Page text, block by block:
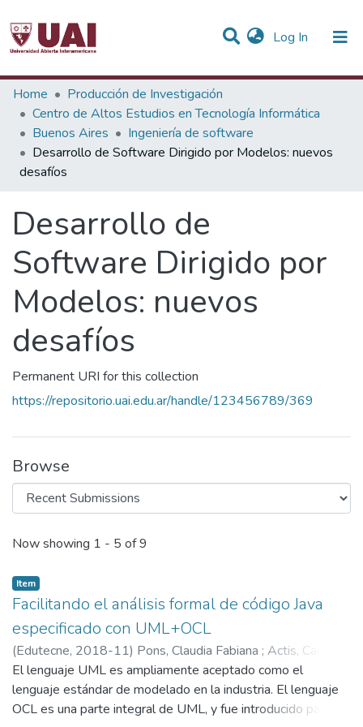
Log In (current)
Statistics
Communities & Collections
All of DSpace
Home
Producción de Investigación
Centro de Altos Estudios en Tecnología Informática
Buenos Aires
Ingeniería de software
Desarrollo de Software Dirigido por Modelos: nuevos
desafíos
Desarrollo de
Software Dirigido por
Modelos: nuevos
desafíos
Permanent URI for this collection
https://repositorio.uai.edu.ar/handle/123456789/369
Browse
Recent Submissions
Now showing 1 - 5 of 9
Item
Facilitando el análisis formal de código Java
especificado con UML+OCL
(Edutecne, 2018-11) Pons, Claudia Fabiana ; Actis, Carolina
;Baum, Gabriel
El lenguaje UML es ampliamente aceptado como el
lenguaje estándar de modelado en la industria. El lenguaje
OCL es una parte integral de UML, y fue introducido para